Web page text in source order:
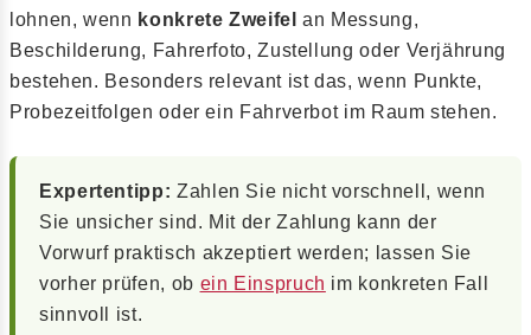
lohnen, wenn konkrete Zweifel an Messung,
Beschilderung, Fahrerfoto, Zustellung oder Verjährung
bestehen. Besonders relevant ist das, wenn Punkte,
Probezeitfolgen oder ein Fahrverbot im Raum stehen.
Expertentipp: Zahlen Sie nicht vorschnell, wenn
Sie unsicher sind. Mit der Zahlung kann der
Vorwurf praktisch akzeptiert werden; lassen Sie
vorher prüfen, ob ein Einspruch im konkreten Fall
sinnvoll ist.